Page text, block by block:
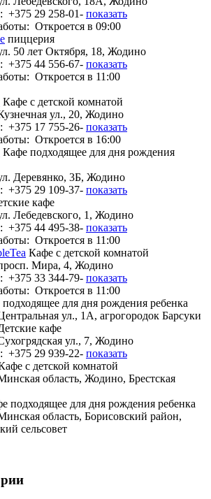
+375 29 258-01- показать
Откроется в 09:00
пиццерия
50 лет Октября, 18, Жодино
+375 44 556-67- показать
Откроется в 11:00
Кафе с детской комнатой
ул., 20, Жодино
+375 17 755-26- показать
Откроется в 16:00
Кафе подходящее для дня рождения
Деревянко, 3Б, Жодино
+375 29 109-37- показать
кафе
Лебедевского, 1, Жодино
+375 44 495-38- показать
Откроется в 11:00
Кафе с детской комнатой
Мира, 4, Жодино
+375 33 344-79- показать
Откроется в 11:00
для дня рождения ребенка
ул., 1А, агрогородок Барсуки
кафе
ул., 7, Жодино
+375 29 939-22- показать
с детской комнатой
область, Жодино, Брестская
подходящее для дня рождения ребенка
область, Борисовский район,
сельсовет